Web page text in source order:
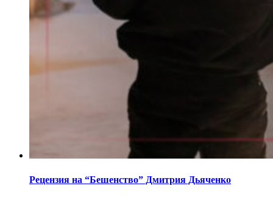
Рецензия на “Бешенство” Дмитрия Дьяченко